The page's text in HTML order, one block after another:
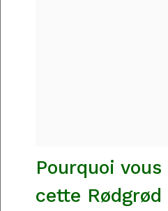
Pourquoi
cette